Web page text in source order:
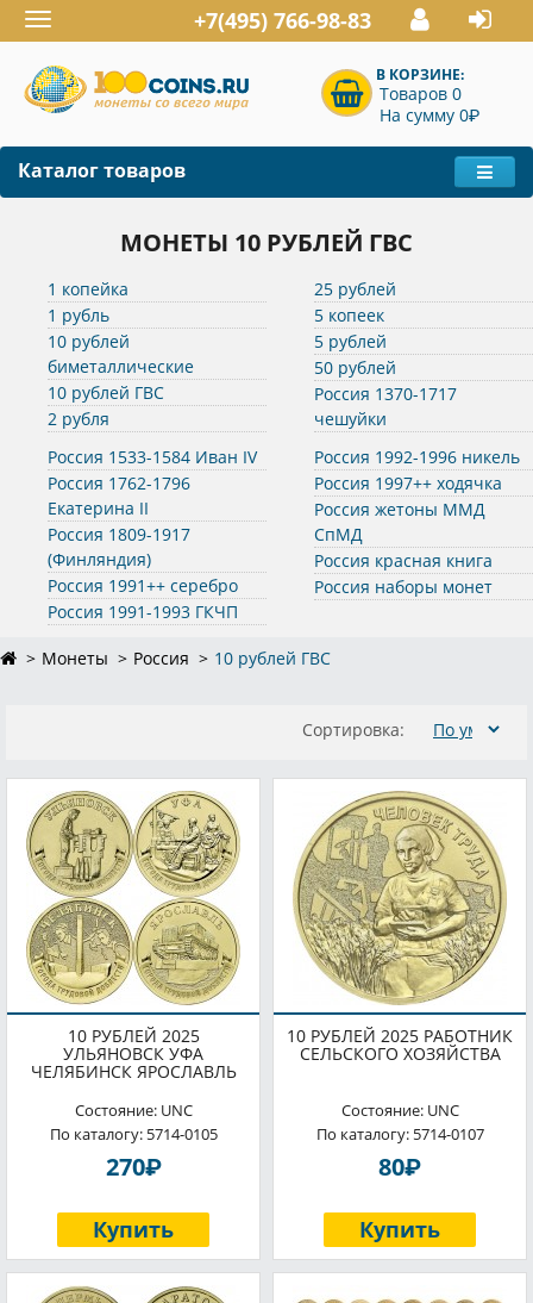
Toggle
navigation
+7(495) 766-98-83
В КОРЗИНЕ:
Товаров 0
На сумму 0P
Каталог товаров
МОНЕТЫ 10 РУБЛЕЙ ГВС
1 копейка
1 рубль
10 рублей
биметаллические
10 рублей ГВС
2 рубля
25 рублей
5 копеек
5 рублей
50 рублей
Россия 1370-1717
чешуйки
Россия 1533-1584 Иван IV
Россия 1762-1796
Екатерина II
Россия 1809-1917
(Финляндия)
Россия 1991++ серебро
Россия 1991-1993 ГКЧП
Россия 1992-1996 никель
Россия 1997++ ходячка
Россия жетоны ММД
СпМД
Россия красная книга
Россия наборы монет
Монеты Россия 10 рублей ГВС
Сортировка:
10 РУБЛЕЙ 2025
УЛЬЯНОВСК УФА
ЧЕЛЯБИНСК ЯРОСЛАВЛЬ
Состояние: UNC
По каталогу: 5714-0105
270P
Купить
10 РУБЛЕЙ 2025 РАБОТНИК
СЕЛЬСКОГО ХОЗЯЙСТВА
Состояние: UNC
По каталогу: 5714-0107
80P
Купить